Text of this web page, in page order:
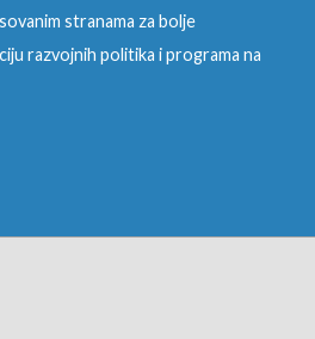
stranama za bolje
razvojnih politika i programa na